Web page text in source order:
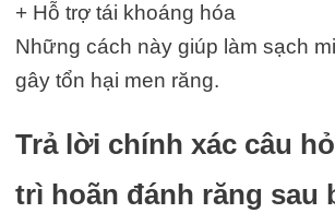
+ Hỗ trợ tái khoáng hóa
Những cách này giúp làm sạch
gây tổn hại men răng.
Trả lời chính xác câu
trì hoãn đánh răng sau